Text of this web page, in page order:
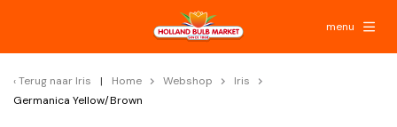
menu
Terug naar Iris Home Webshop
Iris
Germanica Yellow/Brown